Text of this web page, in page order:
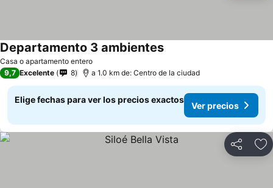
Casa o apartamento entero
Departamento 3 ambientes
9,7 Excelente 8 a 1.0 km de: Centro de la ciudad
Elige fechas para ver los precios exactos
Ver precios
Compartir